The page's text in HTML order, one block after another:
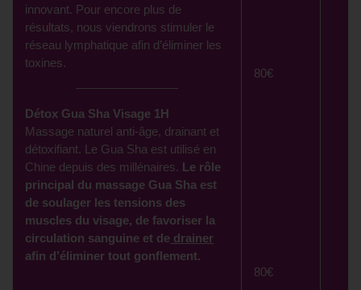
innovant. Pour encore plus de
résultats, nous viendrons stimuler le
réseau lymphatique afin d’éliminer les
toxines.
Détox Gua Sha Visage 1H
Massage naturel anti-âge, drainant et
détoxifiant. Le Gua Sha est utilisé en
Chine depuis des millénaires. Le rôle
principal du massage Gua Sha est
de soulager les tensions des
muscles du visage, de favoriser la
circulation sanguine et de drainer
afin d’éliminer tout gonflement.
80€
80€